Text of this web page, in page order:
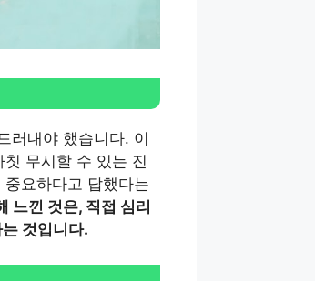
러내야 했습니다. 이
무시할 수 있는 진
요하다고 답했다는
느낀 것은, 직접 심리
것입니다.